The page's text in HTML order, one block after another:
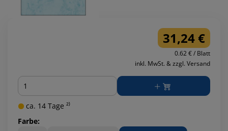
31,24 €
0.62 € / Blatt
inkl. MwSt. & zzgl. Versand
Menge
ca. 14 Tage ²⁾
Farbe: